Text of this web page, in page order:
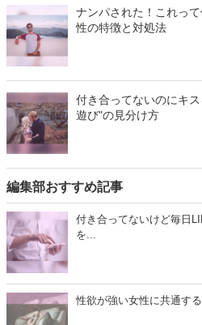
ナンパされた！これっ
性の特徴と対処法
付き合ってないのにキ
遊び"の見分け方
編集部おすすめ記事
付き合ってないけど毎日
を...
性欲が強い女性に共通す